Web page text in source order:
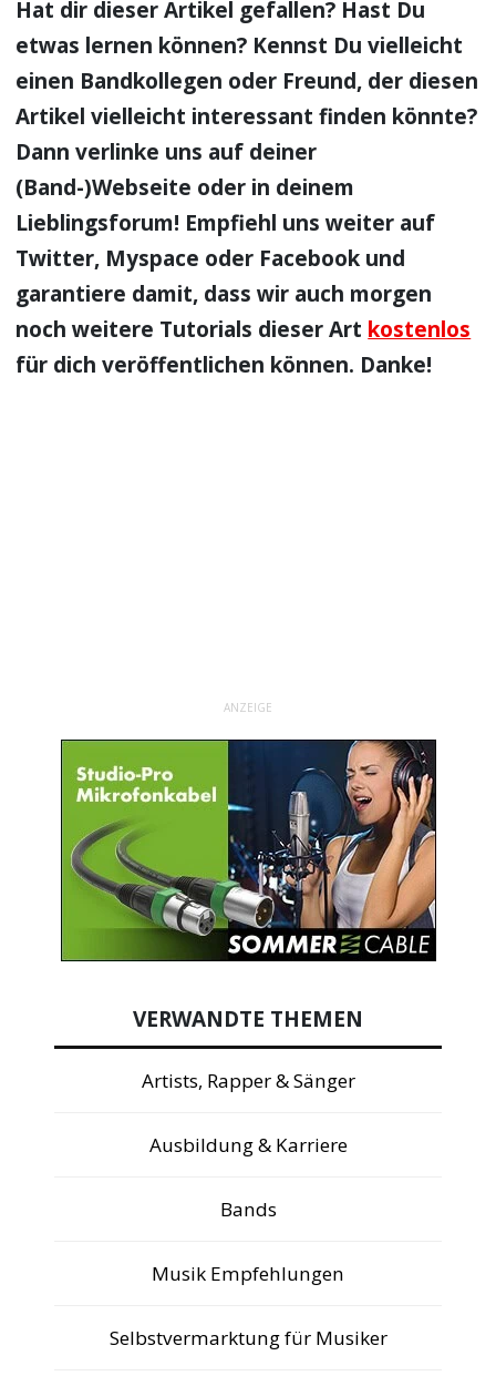
Hat dir dieser Artikel gefallen? Hast Du
etwas lernen können? Kennst Du vielleicht
einen Bandkollegen oder Freund, der diesen
Artikel vielleicht interessant finden könnte?
Dann verlinke uns auf deiner
(Band-)Webseite oder in deinem
Lieblingsforum! Empfiehl uns weiter auf
Twitter, Myspace oder Facebook und
garantiere damit, dass wir auch morgen
noch weitere Tutorials dieser Art kostenlos
für dich veröffentlichen können. Danke!
ANZEIGE
VERWANDTE THEMEN
Artists, Rapper & Sänger
Ausbildung & Karriere
Bands
Musik Empfehlungen
Selbstvermarktung für Musiker